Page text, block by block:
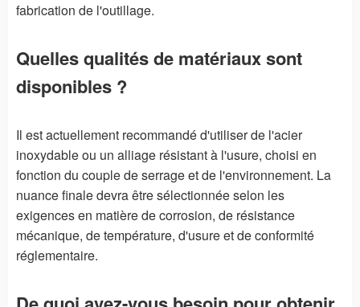
fabrication de l'outillage.
Quelles qualités de matériaux sont
disponibles ?
Il est actuellement recommandé d'utiliser de l'acier
inoxydable ou un alliage résistant à l'usure, choisi en
fonction du couple de serrage et de l'environnement. La
nuance finale devra être sélectionnée selon les
exigences en matière de corrosion, de résistance
mécanique, de température, d'usure et de conformité
réglementaire.